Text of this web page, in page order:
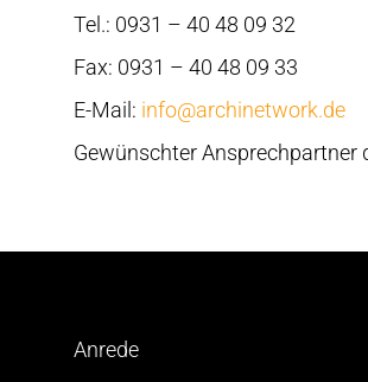
Tel.: 0931 – 40 48 09 32
Fax: 0931 – 40 48 09 33
E-Mail: info@archinetwork.de
Gewünschter Ansprechpartner
Anrede